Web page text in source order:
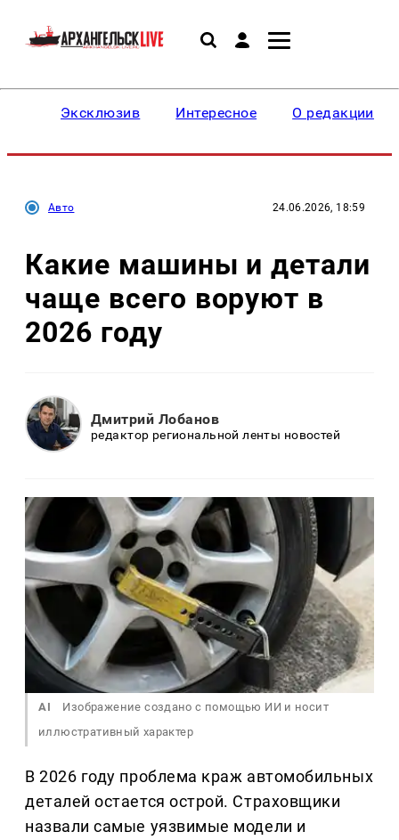
Эксклюзив Интересное О редакции
Авто 24.06.2026, 18:59
Какие машины и детали
чаще всего воруют в
2026 году
Дмитрий Лобанов
редактор региональной ленты новостей
AI
Изображение создано с помощью ИИ и носит
иллюстративный характер
В 2026 году проблема краж автомобильных
деталей остается острой. Страховщики
назвали самые уязвимые модели и